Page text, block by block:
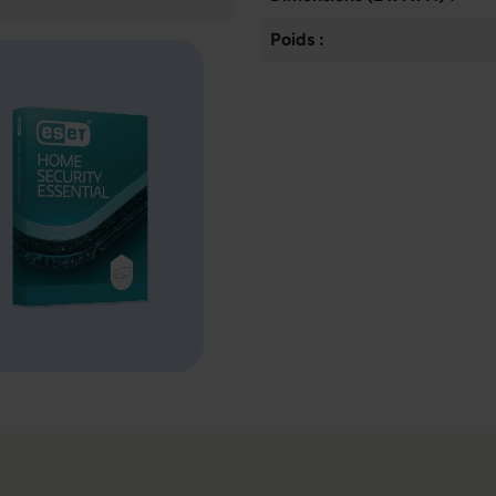
Poids :